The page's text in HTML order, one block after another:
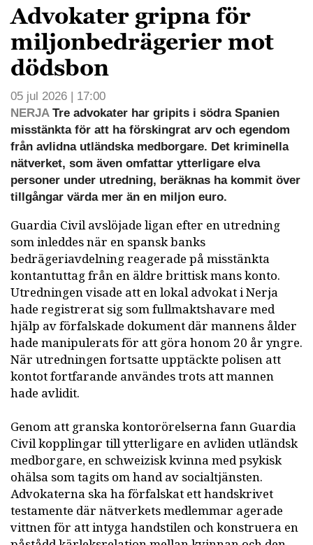
Advokater gripna för
miljonbedrägerier mot
dödsbon
05 jul 2026 | 17:00
NERJATre advokater har gripits i södra Spanien
misstänkta för att ha förskingrat arv och egendom
från avlidna utländska medborgare. Det kriminella
nätverket, som även omfattar ytterligare elva
personer under utredning, beräknas ha kommit över
tillgångar värda mer än en miljon euro.
Guardia Civil avslöjade ligan efter en utredning
som inleddes när en spansk banks
bedrägeriavdelning reagerade på misstänkta
kontantuttag från en äldre brittisk mans konto.
Utredningen visade att en lokal advokat i Nerja
hade registrerat sig som fullmaktshavare med
hjälp av förfalskade dokument där mannens ålder
hade manipulerats för att göra honom 20 år yngre.
När utredningen fortsatte upptäckte polisen att
kontot fortfarande användes trots att mannen
hade avlidit.
Genom att granska kontorörelserna fann Guardia
Civil kopplingar till ytterligare en avliden utländsk
medborgare, en schweizisk kvinna med psykisk
ohälsa som tagits om hand av socialtjänsten.
Advokaterna ska ha förfalskat ett handskrivet
testamente där nätverkets medlemmar agerade
vittnen för att intyga handstilen och konstruera en